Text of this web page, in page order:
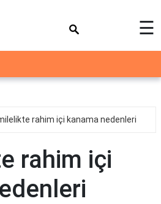
☰
rahim içi kanama nedenleri
rahim içi